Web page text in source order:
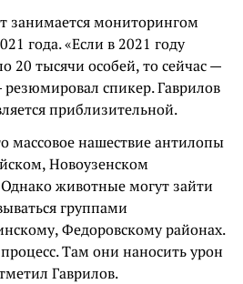
занимается мониторингом
года. «Если в 2021 году
20 тысячи особей, то сейчас —
спикер. Гаврилов
приблизительной.
массовое нашествие антилопы
Новоузенском
животные могут зайти
группами
Федоровскому районах.
Там они наносить урон
Гаврилов.